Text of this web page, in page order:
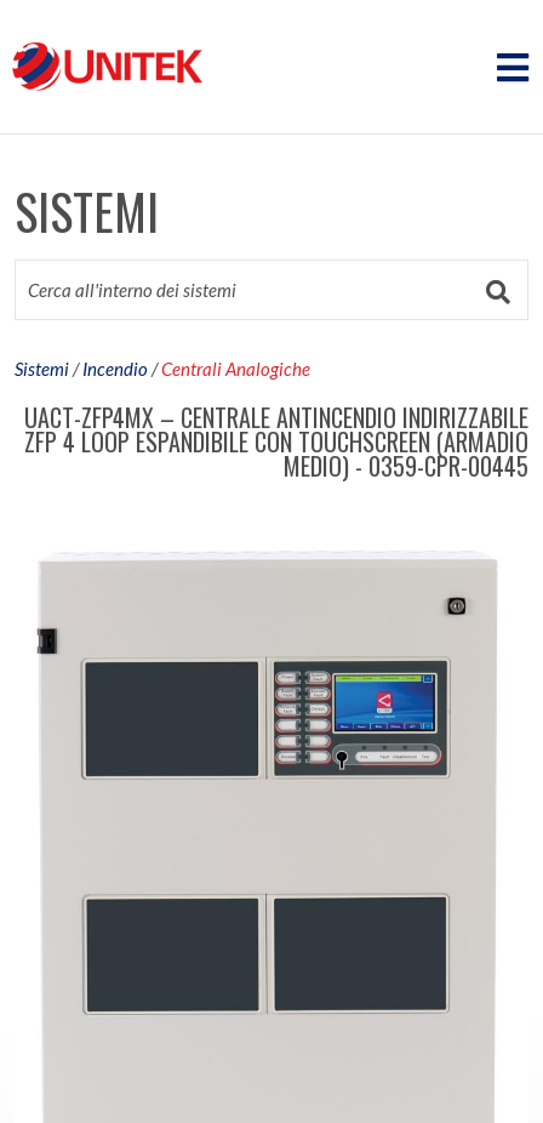
SISTEMI
Sistemi/Incendio/Centrali Analogiche
UACT-ZFP4MX – CENTRALE ANTINCENDIO INDIRIZZABILE
ZFP 4 LOOP ESPANDIBILE CON TOUCHSCREEN (ARMADIO
MEDIO) - 0359-CPR-00445